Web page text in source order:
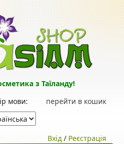
з Таїланду!
перейти в кошик
мови:
Вхід / Реєстрація